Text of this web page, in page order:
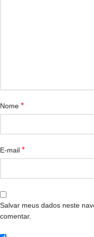
Nome *
E-mail *
Salvar meus dados neste
comentar.